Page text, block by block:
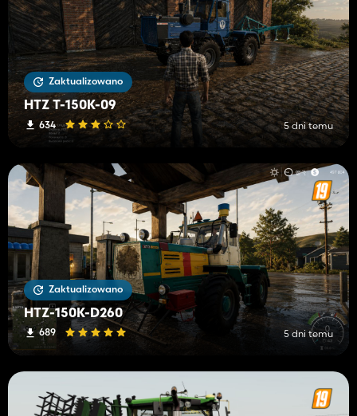
Zaktualizowano
HTZ T-150K-09
634 5 dni temu
Zaktualizowano
HTZ-150K-D260
689 5 dni temu